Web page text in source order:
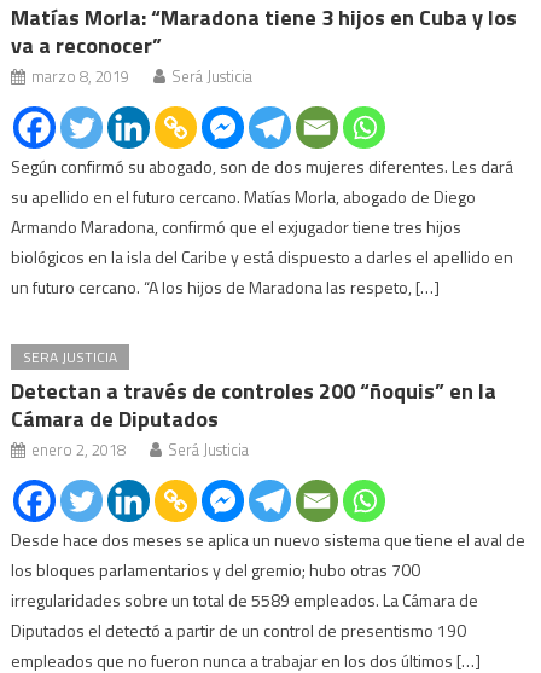
Matías Morla: “Maradona tiene 3 hijos en Cuba y los
va a reconocer”
marzo 8, 2019 Será Justicia
Según confirmó su abogado, son de dos mujeres diferentes. Les dará
su apellido en el futuro cercano. Matías Morla, abogado de Diego
Armando Maradona, confirmó que el exjugador tiene tres hijos
biológicos en la isla del Caribe y está dispuesto a darles el apellido en
un futuro cercano. “A los hijos de Maradona las respeto, […]
SERA JUSTICIA
Detectan a través de controles 200 “ñoquis” en la
Cámara de Diputados
enero 2, 2018 Será Justicia
Desde hace dos meses se aplica un nuevo sistema que tiene el aval de
los bloques parlamentarios y del gremio; hubo otras 700
irregularidades sobre un total de 5589 empleados. La Cámara de
Diputados el detectó a partir de un control de presentismo 190
empleados que no fueron nunca a trabajar en los dos últimos […]